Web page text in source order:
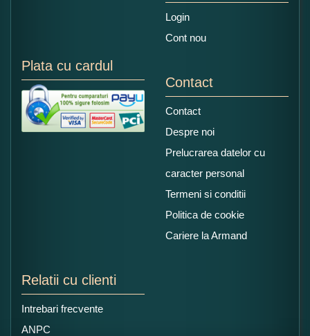
Login
Cont nou
Plata cu cardul
Contact
Contact
Despre noi
Prelucrarea datelor cu
caracter personal
Termeni si conditii
Politica de cookie
Cariere la Armand
Relatii cu clienti
Intrebari frecvente
ANPC